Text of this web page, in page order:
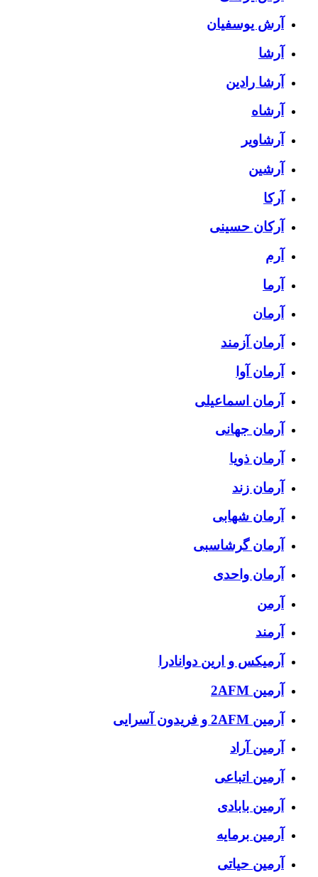
آرش یوسفیان
آرشا
آرشا رادین
آرشاه
آرشاویر
آرشین
آرکا
آرکان حسینی
آرم
آرما
آرمان
آرمان آزمند
آرمان آوا
آرمان اسماعیلی
آرمان جهانی
آرمان ذویا
آرمان زند
آرمان شهابی
آرمان گرشاسبی
آرمان واحدی
آرمن
آرمند
آرمیکس و ارین دوانادرا
آرمین 2AFM
آرمین 2AFM و فریدون آسرایی
آرمین آراد
آرمین اتباعی
آرمین بابادی
آرمین برمایه
آرمین حیاتی